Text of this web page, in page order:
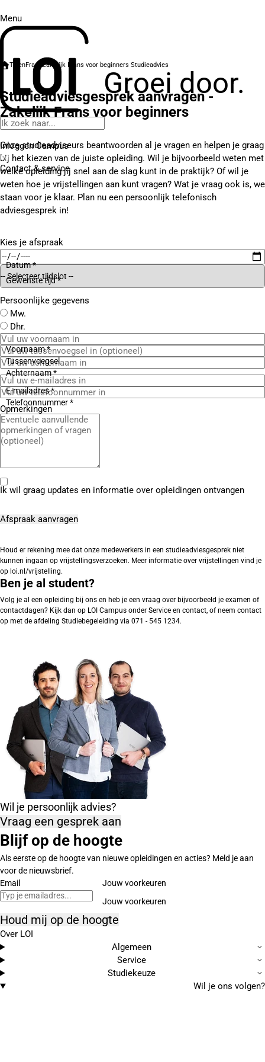
Menu
Groei door.
Inloggen Campus
Contact& service
TalenFrans Zakelijk Frans voor beginners Studieadvies
Studieadviesgesprek aanvragen -
Zakelijk Frans voor beginners
Onze studieadviseurs beantwoorden al je vragen en helpen je graag
bij het kiezen van de juiste opleiding. Wil je bijvoorbeeld weten met
welke opleiding jij snel aan de slag kunt in de praktijk? Of wil je
weten hoe je vrijstellingen aan kunt vragen? Wat je vraag ook is, we
staan voor je klaar. Plan nu een persoonlijk telefonisch
adviesgesprek in!
Kies je afspraak
Datum *
Gewenste tijd *
Persoonlijke gegevens
Mw.
Dhr.
Voornaam *
Tussenvoegsel
Achternaam *
E-mailadres *
Telefoonnummer *
Opmerkingen
Ik wil graag updates en informatie over opleidingen ontvangen
Houd er rekening mee dat onze medewerkers in een studieadviesgesprek niet
kunnen ingaan op vrijstellingsverzoeken. Meer informatie over vrijstellingen vind je
op loi.nl/vrijstelling.
Ben je al student?
Volg je al een opleiding bij ons en heb je een vraag over bijvoorbeeld je examen of
contactdagen? Kijk dan op LOI Campus onder Service en contact, of neem contact
op met de afdeling Studiebegeleiding via 071 - 545 1234.
Wil je persoonlijk advies?
Vraag een gesprek aan
Blijf op de hoogte
Als eerste op de hoogte van nieuwe opleidingen en acties? Meld je aan
voor de nieuwsbrief.
Email
Jouw voorkeuren
Houd mij op de hoogte
Over LOI
Algemeen
Service
Studiekeuze
Wil je ons volgen?